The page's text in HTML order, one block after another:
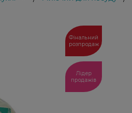
Фінальний
розпродаж
Лідер
продажів